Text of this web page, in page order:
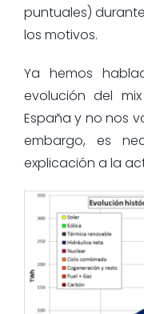
puntuales)
los motivos.
Ya hemos
evolución del
España y no nos
embargo, es
explicación a la